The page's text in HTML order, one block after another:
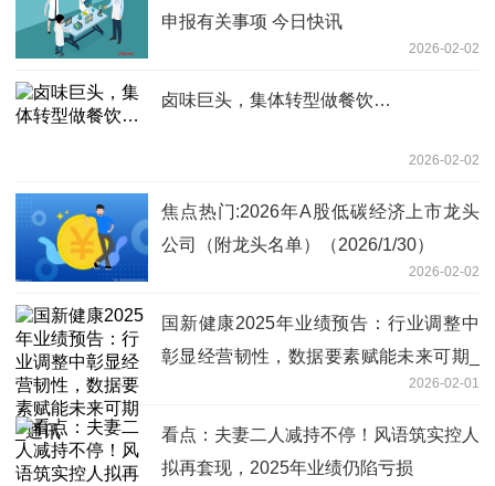
申报有关事项 今日快讯
2026-02-02
卤味巨头，集体转型做餐饮…
2026-02-02
焦点热门:2026年A股低碳经济上市龙头
公司（附龙头名单）（2026/1/30）
2026-02-02
国新健康2025年业绩预告：行业调整中
彰显经营韧性，数据要素赋能未来可期_
2026-02-01
看点：夫妻二人减持不停！风语筑实控人
拟再套现，2025年业绩仍陷亏损